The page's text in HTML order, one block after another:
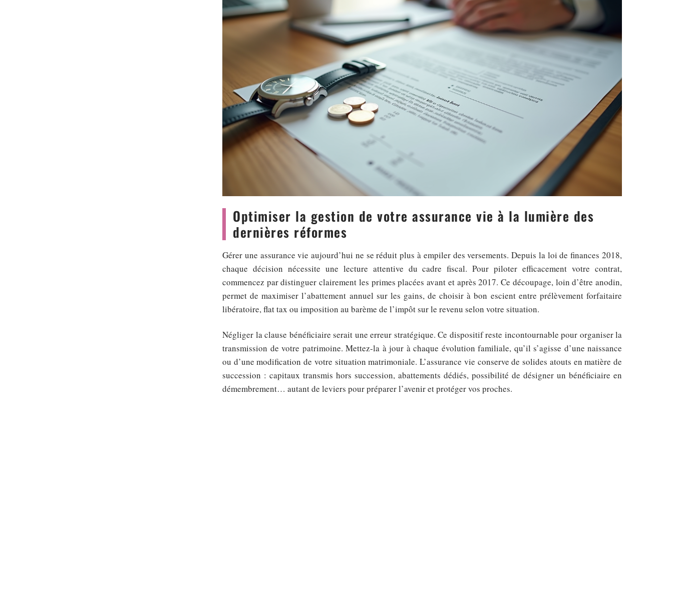
Optimiser la gestion de votre assurance vie à la lumière des
dernières réformes
Gérer une assurance vie aujourd’hui ne se réduit plus à empiler des versements. Depuis la loi de finances 2018,
chaque décision nécessite une lecture attentive du cadre fiscal. Pour piloter efficacement votre contrat,
commencez par distinguer clairement les primes placées avant et après 2017. Ce découpage, loin d’être anodin,
permet de maximiser l’abattement annuel sur les gains, de choisir à bon escient entre prélèvement forfaitaire
libératoire, flat tax ou imposition au barème de l’impôt sur le revenu selon votre situation.
Négliger la clause bénéficiaire serait une erreur stratégique. Ce dispositif reste incontournable pour organiser la
transmission de votre patrimoine. Mettez-la à jour à chaque évolution familiale, qu’il s’agisse d’une naissance
ou d’une modification de votre situation matrimoniale. L’assurance vie conserve de solides atouts en matière de
succession : capitaux transmis hors succession, abattements dédiés, possibilité de désigner un bénéficiaire en
démembrement… autant de leviers pour préparer l’avenir et protéger vos proches.